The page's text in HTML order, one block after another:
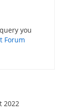
you
Forum
2022